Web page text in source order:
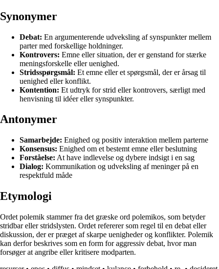
Synonymer
Debat: En argumenterende udveksling af synspunkter mellem
parter med forskellige holdninger.
Kontrovers: Emne eller situation, der er genstand for stærke
meningsforskelle eller uenighed.
Stridsspørgsmål: Et emne eller et spørgsmål, der er årsag til
uenighed eller konflikt.
Kontention: Et udtryk for strid eller kontrovers, særligt med
henvisning til idéer eller synspunkter.
Antonymer
Samarbejde: Enighed og positiv interaktion mellem parterne
Konsensus: Enighed om et bestemt emne eller beslutning
Forståelse: At have indlevelse og dybere indsigt i en sag
Dialog: Kommunikation og udveksling af meninger på en
respektfuld måde
Etymologi
Ordet polemik stammer fra det græske ord polemikos, som betyder
stridbar eller stridslysten. Ordet refererer som regel til en debat eller
diskussion, der er præget af skarpe uenigheder og konflikter. Polemik
kan derfor beskrives som en form for aggressiv debat, hvor man
forsøger at angribe eller kritisere modparten.